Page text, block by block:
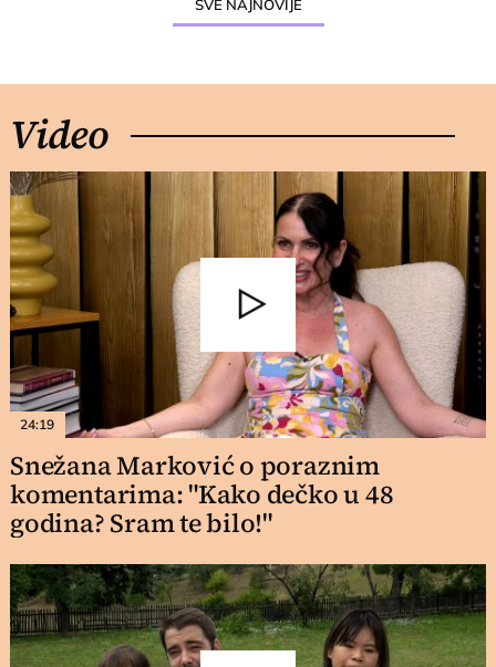
SVE NAJNOVIJE
Video
24:19
Snežana Marković o poraznim
komentarima: "Kako dečko u 48
godina? Sram te bilo!"